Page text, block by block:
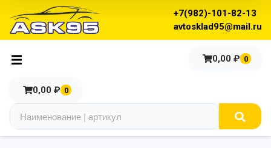
+7(982)-101-82-13
avtosklad95@mail.ru
0,00 ₽ 0
0,00 ₽ 0